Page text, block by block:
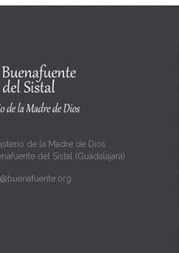
de la Madre de Dios
del Sistal (Guadalajara)